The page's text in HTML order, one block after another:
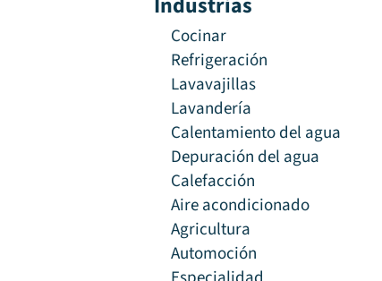
Cocinar
Refrigeración
Lavavajillas
Lavandería
Calentamiento del agua
Depuración del agua
Calefacción
Aire acondicionado
Agricultura
Automoción